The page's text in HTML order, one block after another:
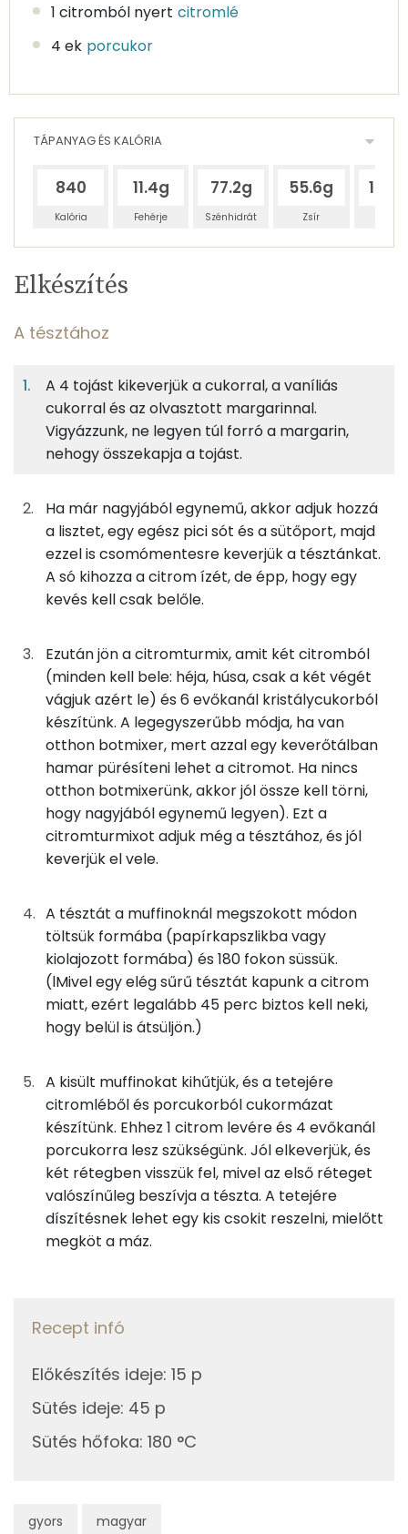
1 citromból nyert citromlé
4 ek porcukor
gyors magyar
TÁPANYAG ÉS KALÓRIA
840
Kalória
11.4g
Fehérje
77.2g
Szénhidrát
55.6g
Zsír
Egy
adagban
4%
A tésztához
63gmargarin
13gcukor
48 kcal
3gvaníliás cukor
10 kcal
1gsütőpor
1 kcal
0gsó 0 kcal
A citromturmixhoz
85g citrom
13 kcal
15gcukor 58 kcal
10g citromlé
2 kcal
7gporcukor 27 kcal
Összesen
TÁPANYAGTARTALOM
4%
Fehérje
31%
Szénhidrát
23%
Zsír
Víz
TOP ásványi anyagok
Foszfor
Nátrium
Kálcium
Magnézium
TOP vitaminok
Kolin:
C vitamin:
E vitamin:
Niacin - B3 vitamin:
A vitamin (RAE):
Fehérje
Összesen 11.4 g
Összesen
55.6 g
Telített zsírsav
11 g
Egyszeresen telítetlen zsírsav:
26 g
Többszörösen telítetlen zsírsav
16 g
Ásványi anyagok
Összesen
Cink
Szelén
Elkészítés
A tésztához
A 4 tojást kikeverjük a cukorral, a vaníliás
cukorral és az olvasztott margarinnal.
Vigyázzunk, ne legyen túl forró a margarin,
nehogy összekapja a tojást.
Ha már nagyjából egynemű, akkor adjuk hozzá
a lisztet, egy egész pici sót és a sütőport, majd
ezzel is csomómentesre keverjük a tésztánkat.
A só kihozza a citrom ízét, de épp, hogy egy
kevés kell csak belőle.
Ezután jön a citromturmix, amit két citromból
(minden kell bele: héja, húsa, csak a két végét
vágjuk azért le) és 6 evőkanál kristálycukorból
készítünk. A legegyszerűbb módja, ha van
otthon botmixer, mert azzal egy keverőtálban
hamar pürésíteni lehet a citromot. Ha nincs
otthon botmixerünk, akkor jól össze kell törni,
hogy nagyjából egynemű legyen). Ezt a
citromturmixot adjuk még a tésztához, és jól
keverjük el vele.
A tésztát a muffinoknál megszokott módon
töltsük formába (papírkapszlikba vagy
kiolajozott formába) és 180 fokon süssük.
(lMivel egy elég sűrű tésztát kapunk a citrom
miatt, ezért legalább 45 perc biztos kell neki,
hogy belül is átsüljön.)
A kisült muffinokat kihűtjük, és a tetejére
citromléből és porcukorból cukormázat
készítünk. Ehhez 1 citrom levére és 4 evőkanál
porcukorra lesz szükségünk. Jól elkeverjük, és
két rétegben visszük fel, mivel az első réteget
valószínűleg beszívja a tészta. A tetejére
díszítésnek lehet egy kis csokit reszelni, mielőtt
megköt a máz.
Recept infó
Előkészítés ideje: 15 p
Sütés ideje: 45 p
Sütés hőfoka: 180 °C